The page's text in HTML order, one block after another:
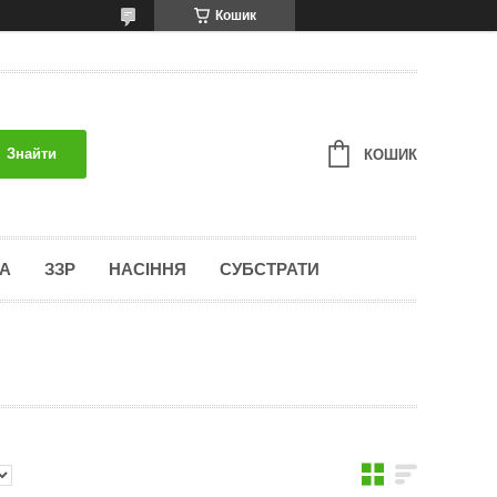
Кошик
Знайти КОШИК
ЗЗР НАСІННЯ СУБСТРАТИ